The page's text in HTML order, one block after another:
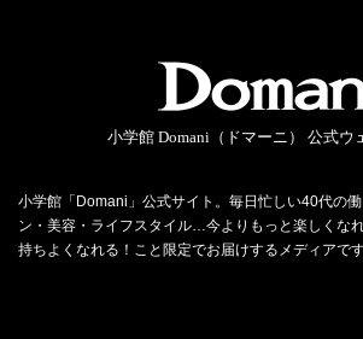
小学館 Domani（ドマーニ） 公式ウ
小学館「Domani」公式サイト。毎日忙しい40代の
ン・美容・ライフスタイル…今よりもっと楽しくな
持ちよくなれる！こと限定でお届けするメディアです